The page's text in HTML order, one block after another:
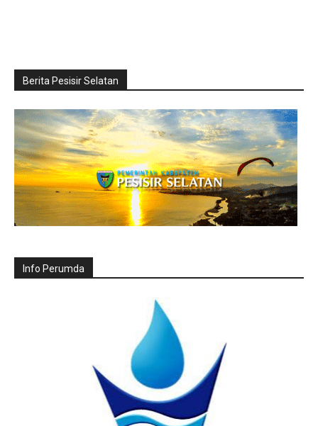
Berita Pesisir Selatan
Info Perumda